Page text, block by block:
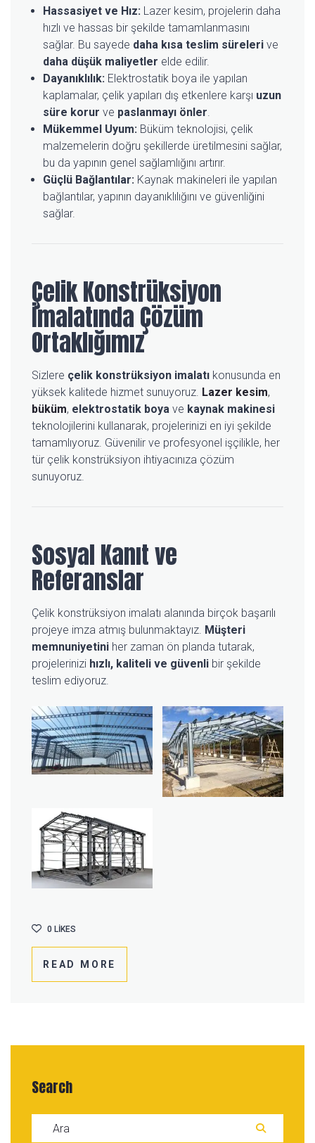
Hassasiyet ve Hız: Lazer kesim, projelerin daha
hızlı ve hassas bir şekilde tamamlanmasını
sağlar. Bu sayede daha kısa teslim sürelerive
daha düşük maliyetler elde edilir.
Dayanıklılık: Elektrostatik boya ile yapılan
kaplamalar, çelik yapıları dış etkenlere karşı uzun
süre korur ve paslanmayı önler.
Mükemmel Uyum: Büküm teknolojisi, çelik
malzemelerin doğru şekillerde üretilmesini sağlar,
bu da yapının genel sağlamlığını artırır.
Güçlü Bağlantılar: Kaynak makineleri ile yapılan
bağlantılar, yapının dayanıklılığını ve güvenliğini
sağlar.
Çelik Konstrüksiyon
İmalatında Çözüm
Ortaklığımız
Sizlere çelik konstrüksiyon imalatı konusunda en
yüksek kalitede hizmet sunuyoruz. Lazer kesim,
büküm, elektrostatik boya ve kaynak makinesi
teknolojilerini kullanarak, projelerinizi en iyi şekilde
tamamlıyoruz. Güvenilir ve profesyonel işçilikle, her
tür çelik konstrüksiyon ihtiyacınıza çözüm
sunuyoruz.
Sosyal Kanıt ve
Referanslar
Çelik konstrüksiyon imalatı alanında birçok başarılı
projeye imza atmış bulunmaktayız. Müşteri
memnuniyetini her zaman ön planda tutarak,
projelerinizi hızlı, kaliteli ve güvenli bir şekilde
teslim ediyoruz.
READ MORE
0 LIKES
Search
Search for: